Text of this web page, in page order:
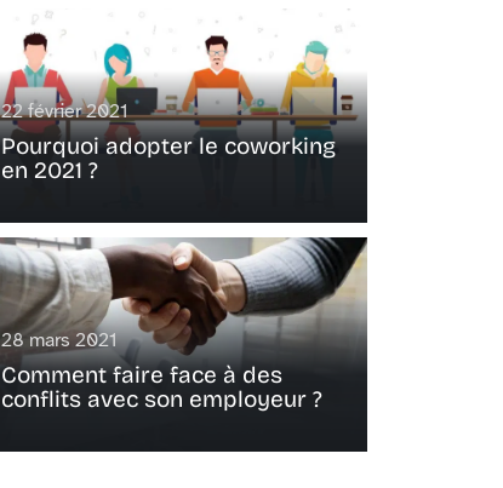
22 février 2021
Pourquoi adopter le coworking
en 2021 ?
28 mars 2021
Comment faire face à des
conflits avec son employeur ?